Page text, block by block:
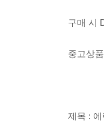
구매 시
중고상
제목 :